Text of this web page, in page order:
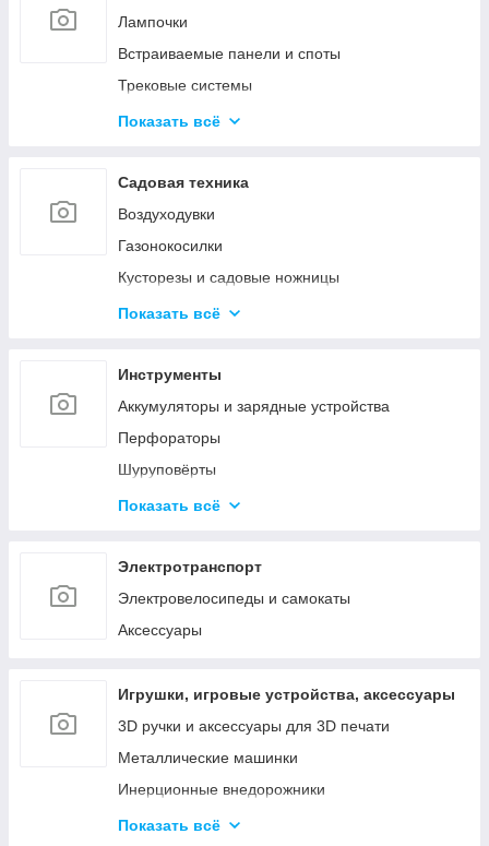
Лампочки
Встраиваемые панели и споты
Трековые системы
Светодиодные линейные светильники
Настольные лампы
Наружное и промышленное освещение
Светодиодные фонарики
Светодиодные ленты
Умное освещение
Показать всё
Садовая техника
Воздуходувки
Газонокосилки
Кусторезы и садовые ножницы
Пилы цепные
Очистители высокого давления
Триммеры и электрокосы
Акссесуары
Показать всё
Инструменты
Аккумуляторы и зарядные устройства
Перфораторы
Шуруповёрты
Шлифовальные машины
Наборы инструментов
Сетевые инструменты
Контрольно - измерительные приборы
Показать всё
Электротранспорт
Электровелосипеды и самокаты
Аксессуары
Игрушки, игровые устройства, аксессуары
3D ручки и аксессуары для 3D печати
Металлические машинки
Инерционные внедорожники
Радиоуправляемые машинки и роботы
Показать всё